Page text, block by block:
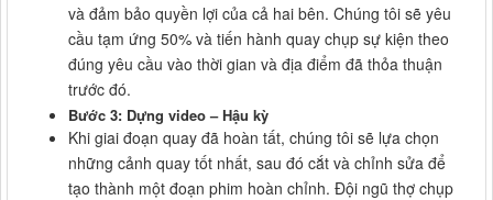
và đảm bảo quyền lợi của cả hai bên. Chúng tôi sẽ yêu
cầu tạm ứng 50% và tiến hành quay chụp sự kiện theo
đúng yêu cầu vào thời gian và địa điểm đã thỏa thuận
trước đó.
Bước 3: Dựng video – Hậu kỳ
Khi giai đoạn quay đã hoàn tất, chúng tôi sẽ lựa chọn
những cảnh quay tốt nhất, sau đó cắt và chỉnh sửa để
tạo thành một đoạn phim hoàn chỉnh. Đội ngũ thợ chụp